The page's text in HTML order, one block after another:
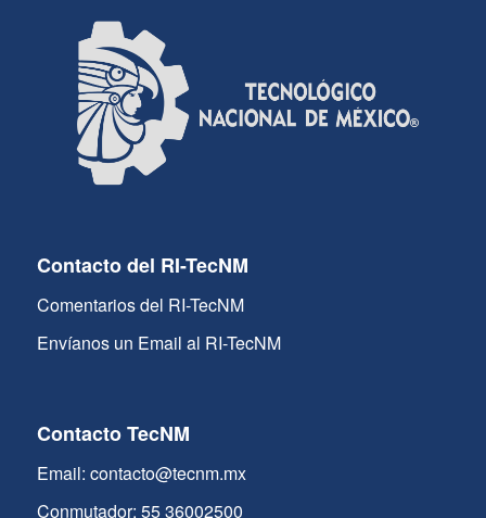
Contacto del RI-TecNM
Comentarios del RI-TecNM
Envíanos un Email al RI-TecNM
Contacto TecNM
Email: contacto@tecnm.mx
Conmutador: 55 36002500